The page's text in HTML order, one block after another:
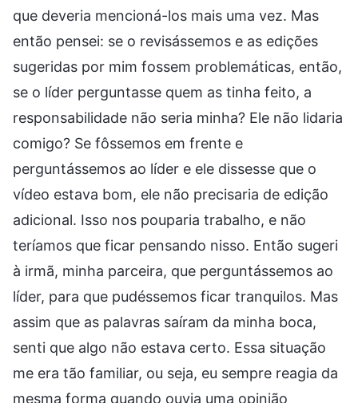
que deveria mencioná-los mais uma vez. Mas
então pensei: se o revisássemos e as edições
sugeridas por mim fossem problemáticas, então,
se o líder perguntasse quem as tinha feito, a
responsabilidade não seria minha? Ele não lidaria
comigo? Se fôssemos em frente e
perguntássemos ao líder e ele dissesse que o
vídeo estava bom, ele não precisaria de edição
adicional. Isso nos pouparia trabalho, e não
teríamos que ficar pensando nisso. Então sugeri
à irmã, minha parceira, que perguntássemos ao
líder, para que pudéssemos ficar tranquilos. Mas
assim que as palavras saíram da minha boca,
senti que algo não estava certo. Essa situação
me era tão familiar, ou seja, eu sempre reagia da
mesma forma quando ouvia uma opinião